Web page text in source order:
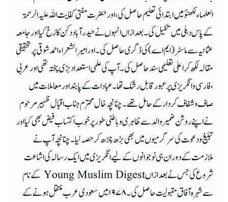
العلماء لکھنؤ میں ابتدائی تعلیم حاصل کی ،اور حضرت مفتی کفایت اللہ علیہ الرحمۃ
کے پاس دہلی میں تکمیل کی ۔ بعد ازاں انہوں نے حیدرآباد دکن کا رُخ کیا اور جامعہ
عثمانیہ سے ماسٹر(ایم اے) کی ڈگری حاصل کی ۔اور امیر الشعراء احمد شوقی پر تحقیقی
مقالہ لکھ کر اعلی تعلیمی سند حاصل کی ۔آپ کی علمی استعداد بڑی پختہ تھی اور عربی
،فارسی و انگریزی پر عبور قابل رشک تھا ۔ عبادات کے پابند اور معاملات میں
صاف وشفاف کردار کے حامل تھے ۔ چنانچہ خال محترم جناب اقبال ظہیر مرحوم
نے اپنے روشن ضمیر والد سے ظاہری وباطنی طور پر خوب اکتساب فیض بھی کیا اور
تبلیغ و دعوت کی سرگرمیوں میں بھی بڑھ چڑھ کر حصہ لیا ۔چنانچہ آپ نے
ملازمت کے دوران ہی نوجوانوں کے لیے انگریزی میں ایک رسالہ کی اشاعت
شروع کی جس نے بعد ازاں Young Muslim Digest کے نام
سے شہرہ آفاق مقبولیت حاصل کی ۔ ۱۹۷۸ میں سعودی عرب منتقل ہونے کے